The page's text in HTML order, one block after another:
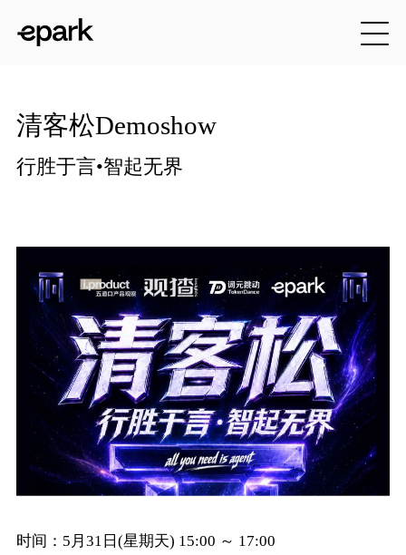
清客松Demoshow
行胜于言•智起无界
时间： 5月31日(星期天) 15:00 ～ 17:00